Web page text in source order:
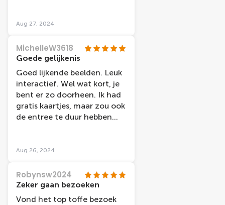
Aug 27, 2024
MichelleW3618
Goede gelijkenis
Goed lijkende beelden. Leuk
interactief. Wel wat kort, je
bent er zo doorheen. Ik had
gratis kaartjes, maar zou ook
de entree te duur hebben
Aug 26, 2024
Robynsw2024
Zeker gaan bezoeken
Vond het top toffe bezoek